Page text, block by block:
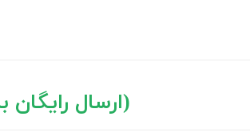
برای خرید های بالای